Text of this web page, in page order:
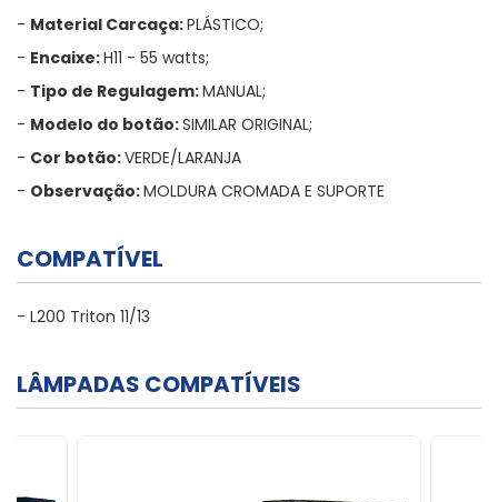
- Material Carcaça:PLÁSTICO;
- Encaixe:H11 - 55 watts;
- Tipo de Regulagem:MANUAL;
- Modelo do botão:SIMILAR ORIGINAL;
- Cor botão:VERDE/LARANJA
- Observação:MOLDURA CROMADA E SUPORTE
COMPATÍVEL
- L200 Triton 11/13
LÂMPADAS COMPATÍVEIS